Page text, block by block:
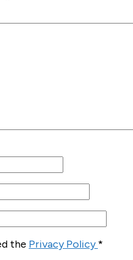
the Privacy Policy*